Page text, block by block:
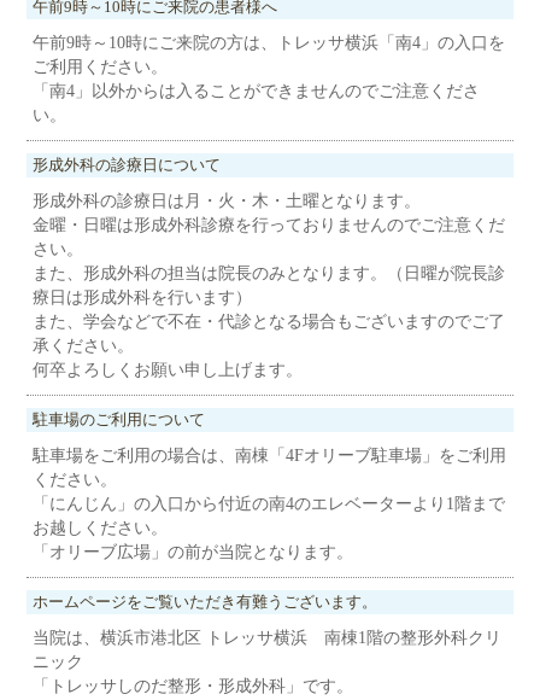
午前9時～10時にご来院の患者様へ
午前9時～10時にご来院の方は、トレッサ横浜「南4」の入口を
ご利用ください。
「南4」以外からは入ることができませんのでご注意くださ
い。
形成外科の診療日について
形成外科の診療日は月・火・木・土曜となります。
金曜・日曜は形成外科診療を行っておりませんのでご注意くだ
さい。
また、形成外科の担当は院長のみとなります。（日曜が院長診
療日は形成外科を行います）
また、学会などで不在・代診となる場合もございますのでご了
承ください。
何卒よろしくお願い申し上げます。
駐車場のご利用について
駐車場をご利用の場合は、南棟「4Fオリーブ駐車場」をご利用
ください。
「にんじん」の入口から付近の南4のエレベーターより1階まで
お越しください。
「オリーブ広場」の前が当院となります。
ホームページをご覧いただき有難うございます。
当院は、横浜市港北区 トレッサ横浜 南棟1階の整形外科クリ
ニック
「トレッサしのだ整形・形成外科」です。